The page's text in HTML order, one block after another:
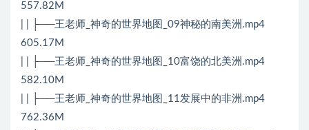
557.82M
| | ├──王老师_神奇的世界地图_09神秘的南美洲.mp4
605.17M
| | ├──王老师_神奇的世界地图_10富饶的北美洲.mp4
582.10M
| | ├──王老师_神奇的世界地图_11发展中的非洲.mp4
762.36M